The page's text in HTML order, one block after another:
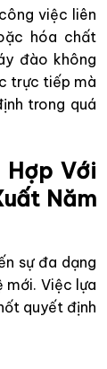
việc liên
hóa chất
đào không
trực tiếp mà
trong quá
Hợp Với
Năm
sự đa dạng
mới. Việc lựa
quyết định